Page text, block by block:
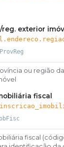
reg. exterior
ou região
fiscal
fiscal